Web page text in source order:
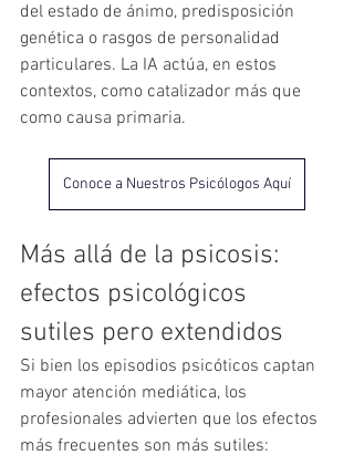
del estado de ánimo, predisposición
genética o rasgos de personalidad
particulares. La IA actúa, en estos
contextos, como catalizador más que
como causa primaria.
Conoce a Nuestros Psicólogos Aquí
Más allá de la psicosis:
efectos psicológicos
sutiles pero extendidos
Si bien los episodios psicóticos captan
mayor atención mediática, los
profesionales advierten que los efectos
más frecuentes son más sutiles: